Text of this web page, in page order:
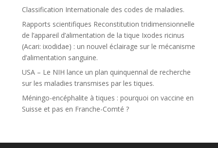
Classification Internationale des codes de maladies.
Rapports scientifiques Reconstitution tridimensionnelle
de l’appareil d’alimentation de la tique Ixodes ricinus
(Acari: ixodidae) : un nouvel éclairage sur le mécanisme
d’alimentation sanguine.
USA – Le NIH lance un plan quinquennal de recherche
sur les maladies transmises par les tiques.
Méningo-encéphalite à tiques : pourquoi on vaccine en
Suisse et pas en Franche-Comté ?